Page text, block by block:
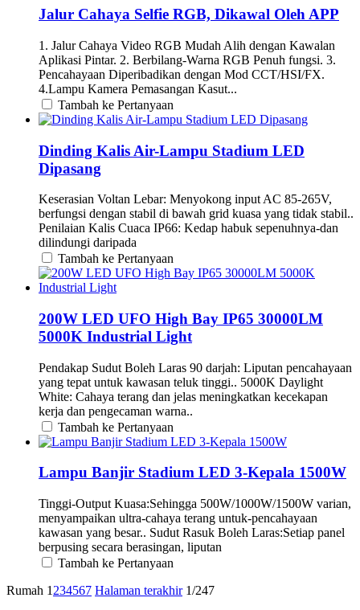
Jalur Cahaya Selfie RGB, Dikawal Oleh APP
1. Jalur Cahaya Video RGB Mudah Alih dengan Kawalan
Aplikasi Pintar. 2. Berbilang-Warna RGB Penuh fungsi. 3.
Pencahayaan Diperibadikan dengan Mod CCT/HSI/FX.
4.Lampu Kamera Pemasangan Kasut...
Tambah ke Pertanyaan
Dinding Kalis Air-Lampu Stadium LED
Dipasang
Keserasian Voltan Lebar: Menyokong input AC 85-265V,
berfungsi dengan stabil di bawah grid kuasa yang tidak stabil..
Penilaian Kalis Cuaca IP66: Kedap habuk sepenuhnya-dan
dilindungi daripada
Tambah ke Pertanyaan
200W LED UFO High Bay IP65 30000LM
5000K Industrial Light
Pendakap Sudut Boleh Laras 90 darjah: Liputan pencahayaan
yang tepat untuk kawasan teluk tinggi.. 5000K Daylight
White: Cahaya terang dan jelas meningkatkan kecekapan
kerja dan pengecaman warna..
Tambah ke Pertanyaan
Lampu Banjir Stadium LED 3-Kepala 1500W
Tinggi-Output Kuasa:Sehingga 500W/1000W/1500W varian,
menyampaikan ultra-cahaya terang untuk-pencahayaan
kawasan yang besar.. Sudut Rasuk Boleh Laras:Setiap panel
berpusing secara berasingan, liputan
Tambah ke Pertanyaan
Rumah 1 234567 Halaman terakhir 1/247